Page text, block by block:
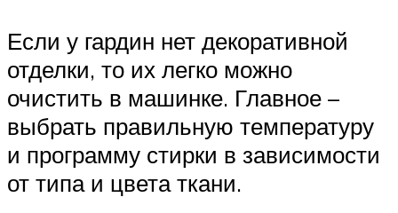
Если у гардин нет декоративной
отделки, то их легко можно
очистить в машинке. Главное –
выбрать правильную температуру
и программу стирки в зависимости
от типа и цвета ткани.